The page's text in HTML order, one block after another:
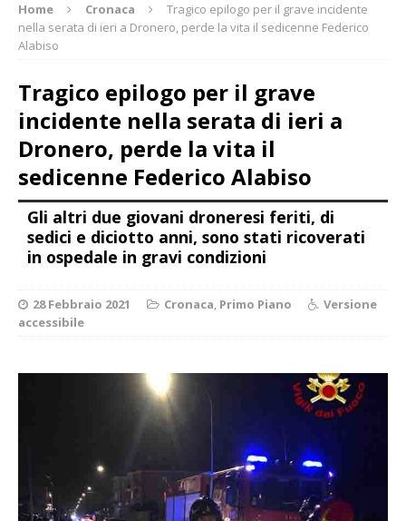
Home Cronaca
Tragico epilogo per il grave incidente
nella serata di ieri a Dronero, perde la vita il sedicenne Federico
Alabiso
Tragico epilogo per il grave
incidente nella serata di ieri a
Dronero, perde la vita il
sedicenne Federico Alabiso
Gli altri due giovani droneresi feriti, di
sedici e diciotto anni, sono stati ricoverati
in ospedale in gravi condizioni
28 Febbraio 2021 Cronaca, Primo Piano
Versione
accessibile